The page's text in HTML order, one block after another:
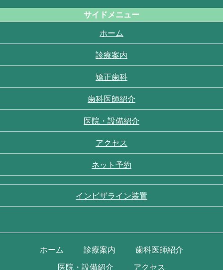
サイドメニュー
ホーム
診療案内
矯正歯科
歯科医師紹介
医院・設備紹介
アクセス
ネット予約
インビザライン装置
ホーム 診療案内 歯科医師紹介
医院・設備紹介 アクセス